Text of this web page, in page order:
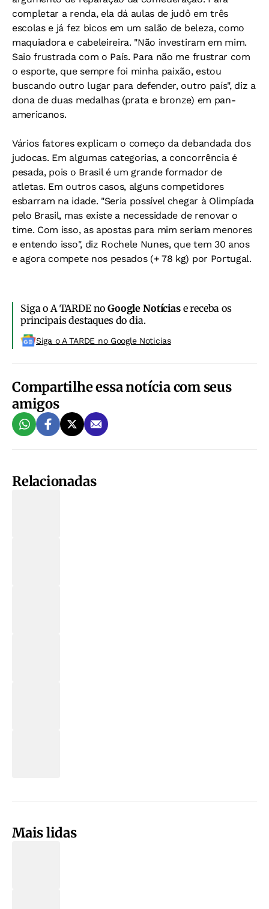
completar a renda, ela dá aulas de judô em três
escolas e já fez bicos em um salão de beleza, como
maquiadora e cabeleireira. "Não investiram em mim.
Saio frustrada com o País. Para não me frustrar com
o esporte, que sempre foi minha paixão, estou
buscando outro lugar para defender, outro país", diz a
dona de duas medalhas (prata e bronze) em pan-
americanos.
Vários fatores explicam o começo da debandada dos
judocas. Em algumas categorias, a concorrência é
pesada, pois o Brasil é um grande formador de
atletas. Em outros casos, alguns competidores
esbarram na idade. "Seria possível chegar à Olimpíada
pelo Brasil, mas existe a necessidade de renovar o
time. Com isso, as apostas para mim seriam menores
e entendo isso", diz Rochele Nunes, que tem 30 anos
e agora compete nos pesados (+ 78 kg) por Portugal.
Siga o A TARDE noGoogle Notíciase receba os
principais destaques do dia.
Siga o A TARDE no Google Noticias
Compartilhe essa notícia com seus
amigos
Relacionadas
Mais lidas